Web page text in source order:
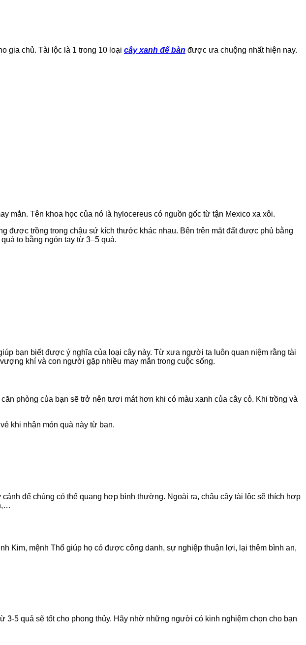
gia chủ. Tài lộc là 1 trong 10 loại cây xanh để bàn được ưa chuộng nhất hiện nay.
mắn. Tên khoa học của nó là hylocereus có nguồn gốc từ tận Mexico xa xôi.
được trồng trong chậu sứ kích thước khác nhau. Bên trên mặt đất được phủ bằng
to bằng ngón tay từ 3–5 quả.
bạn biết được ý nghĩa của loại cây này. Từ xưa người ta luôn quan niệm rằng tài
khí và con người gặp nhiều may mắn trong cuộc sống.
phòng của bạn sẽ trở nên tươi mát hơn khi có màu xanh của cây cỏ. Khi trồng và
khi nhận món quà này từ bạn.
để chúng có thể quang hợp bình thường. Ngoài ra, chậu cây tài lộc sẽ thích hợp
Kim, mệnh Thổ giúp họ có được công danh, sự nghiệp thuận lợi, lại thêm bình an,
3-5 quả sẽ tốt cho phong thủy. Hãy nhờ những người có kinh nghiệm chọn cho bạn